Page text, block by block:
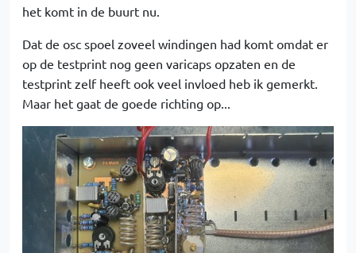
het komt in de buurt nu.
Dat de osc spoel zoveel windingen had komt omdat er
op de testprint nog geen varicaps opzaten en de
testprint zelf heeft ook veel invloed heb ik gemerkt.
Maar het gaat de goede richting op...